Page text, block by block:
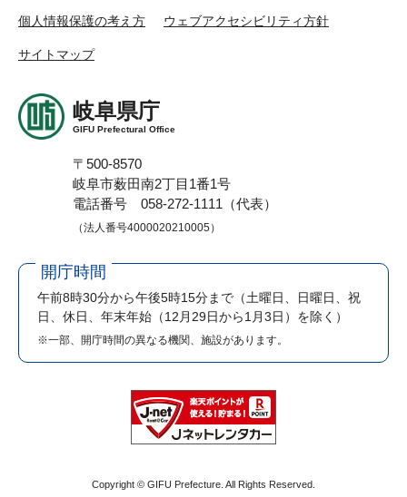
個人情報保護の考え方 ウェブアクセシビリティ方針
サイトマップ
岐阜県庁
GIFU Prefectural Office
〒500-8570
岐阜市薮田南2丁目1番1号
電話番号 058-272-1111（代表）
（法人番号4000020210005）
開庁時間
午前8時30分から午後5時15分まで （土曜日、日曜日、祝
日、休日、年末年始（12月29日から1月3日）を除く）
※一部、開庁時間の異なる機関、施設があります。
Copyright © GIFU Prefecture. All Rights Reserved.